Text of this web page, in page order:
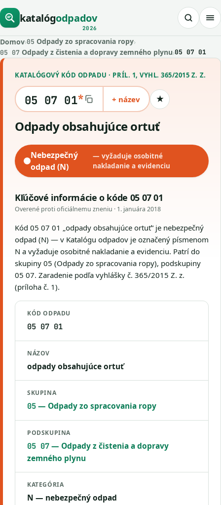
katalógodpadov
2026
Domov›05 Odpady zo spracovania ropy›
05 07 Odpady z čistenia a dopravy zemného plynu›05 07 01
KATALÓGOVÝ KÓD ODPADU · PRÍL. 1, VYHL. 365/2015 Z. Z.
05 07 01* + název ★Uložiť kód
odpady obsahujúce ortuť
Nebezpečný
odpad (N)
— vyžaduje osobitné
nakladanie a evidenciu
Kľúčové informácie o kóde 05 07 01
Overené proti oficiálnemu zneniu · 1. januára 2018
Kód 05 07 01 „odpady obsahujúce ortuť“ je nebezpečný
odpad (N) — v Katalógu odpadov je označený písmenom
N a vyžaduje osobitné nakladanie a evidenciu. Patrí do
skupiny 05 (Odpady zo spracovania ropy), podskupiny
05 07. Zaradenie podľa vyhlášky č. 365/2015 Z. z.
(príloha č. 1).
KÓD ODPADU
05 07 01
NÁZOV
odpady obsahujúce ortuť
SKUPINA
05— Odpady zo spracovania ropy
PODSKUPINA
05 07— Odpady z čistenia a dopravy
zemného plynu
KATEGÓRIA
N — nebezpečný odpad